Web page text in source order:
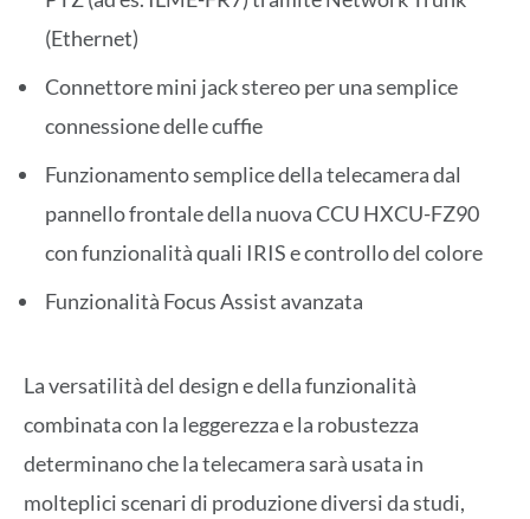
(Ethernet)
Connettore mini jack stereo per una semplice
connessione delle cuffie
Funzionamento semplice della telecamera dal
pannello frontale della nuova CCU HXCU-FZ90
con funzionalità quali IRIS e controllo del colore
Funzionalità Focus Assist avanzata
La versatilità del design e della funzionalità
combinata con la leggerezza e la robustezza
determinano che la telecamera sarà usata in
molteplici scenari di produzione diversi da studi,